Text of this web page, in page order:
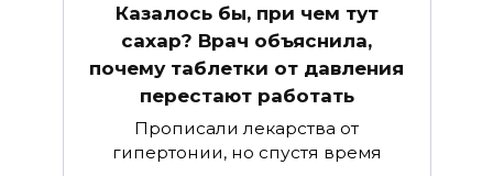
Казалось бы, при чем тут
сахар? Врач объяснила,
почему таблетки от давления
перестают работать
Прописали лекарства от
гипертонии, но спустя время